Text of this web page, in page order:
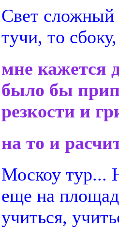
Свет сложный
тучи, то
мне кажется
было бы
резкости и
на то и
Москоу тур...
еще на
учиться,